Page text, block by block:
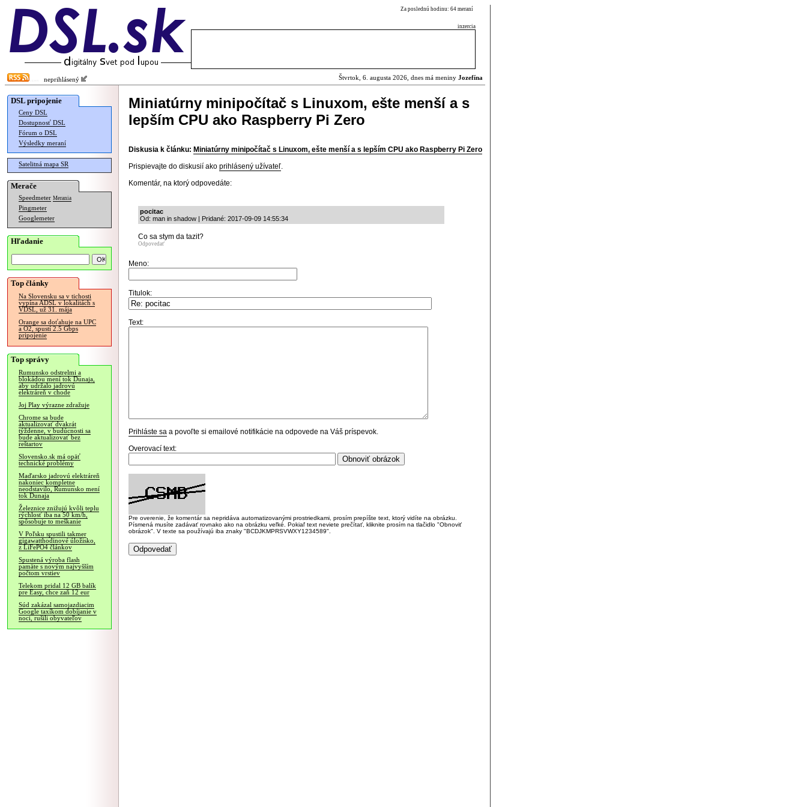
Za poslednú hodinu: 64 meraní
inzercia
neprihlásený Štvrtok, 6. augusta 2026, dnes má meniny Jozefína
DSL pripojenie
Ceny DSL
Dostupnosť DSL
Fórum o DSL
Výsledky meraní
Satelitná mapa SR
Merače
Speedmeter Merania
Pingmeter
Googlemeter
Hľadanie
Top články
Na Slovensku sa v tichosti
vypína ADSL v lokalitách s
VDSL, už 31. mája
Orange sa doťahuje na UPC
a O2, spustí 2.5 Gbps
pripojenie
Top správy
Rumunsko odstrelmi a
blokádou mení tok Dunaja,
aby udržalo jadrovú
elektráreň v chode
Joj Play výrazne zdražuje
Chrome sa bude
aktualizovať dvakrát
týždenne, v budúcnosti sa
bude aktualizovať bez
reštartov
Slovensko.sk má opäť
technické problémy
Maďarsko jadrovú elektráreň
nakoniec kompletne
neodstavilo, Rumunsko mení
tok Dunaja
Železnice znižujú kvôli teplu
rýchlosť iba na 50 km/h,
spôsobuje to meškanie
V Poľsku spustili takmer
gigawatthodinové úložisko,
z LiFePO4 článkov
Spustená výroba flash
pamäte s novým najvyšším
počtom vrstiev
Telekom pridal 12 GB balík
pre Easy, chce zaň 12 eur
Súd zakázal samojazdiacim
Google taxíkom dobíjanie v
noci, rušili obyvateľov
Miniatúrny minipočítač s Linuxom, ešte menší a s
lepším CPU ako Raspberry Pi Zero
Diskusia k článku: Miniatúrny minipočítač s Linuxom, ešte menší a s lepším CPU ako Raspberry Pi Zero
Prispievajte do diskusií ako prihlásený užívateľ.
Komentár, na ktorý odpovedáte:
pocitac
Od: man in shadow | Pridané: 2017-09-09 14:55:34
Co sa stym da tazit?
Odpovedať
Meno:
Titulok:
Text:
Prihláste sa a povoľte si emailové notifikácie na odpovede na Váš príspevok.
Overovací text:
Pre overenie, že komentár sa nepridáva automatizovanými prostriedkami, prosím prepíšte text, ktorý vidíte na obrázku.
Písmená musíte zadávať rovnako ako na obrázku veľké. Pokiaľ text neviete prečítať, kliknite prosím na tlačidlo "Obnoviť
obrázok". V texte sa používajú iba znaky "BCDJKMPRSVWXY1234589".